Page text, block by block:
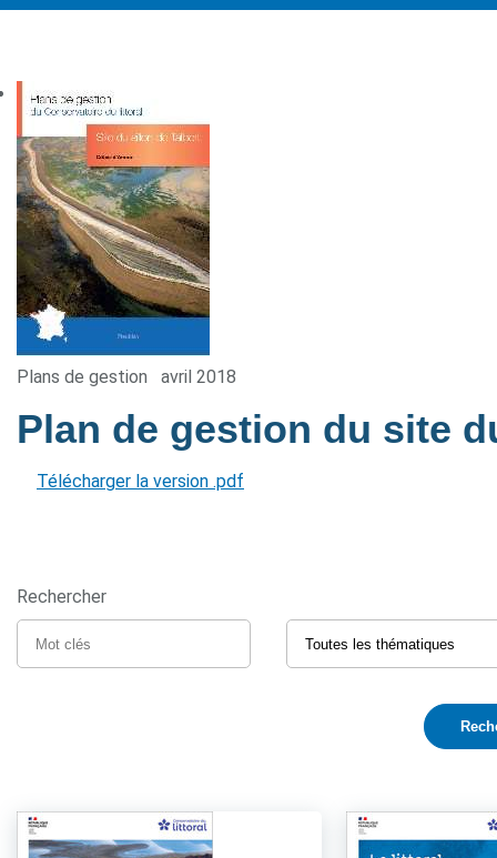
Plans de gestion avril 2018
Plan de gestion du site
Télécharger la version .pdf
Rechercher